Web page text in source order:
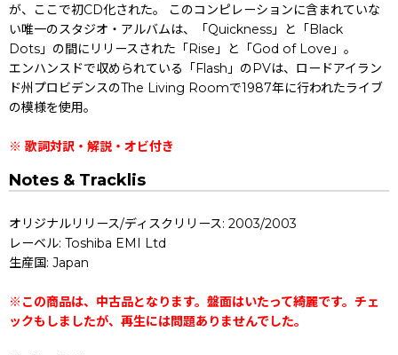
が、ここで初CD化された。 このコンピレーションに含まれていな
い唯一のスタジオ・アルバムは、「Quickness」と「Black
Dots」の間にリリースされた「Rise」と「God of Love」。
エンハンスドで収められている「Flash」のPVは、ロードアイラン
ド州プロビデンスのThe Living Roomで1987年に行われたライブ
の模様を使用。
※ 歌詞対訳・解説・オビ付き
Notes & Tracklis
オリジナルリリース/ディスクリリース: 2003/2003
レーベル: Toshiba EMI Ltd
生産国: Japan
※この商品は、中古品となります。盤面はいたって綺麗です。チェ
ックもしましたが、再生には問題ありませんでした。